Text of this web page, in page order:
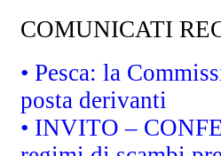
COMUNICATI
• Pesca: la
posta derivanti
• INVITO –